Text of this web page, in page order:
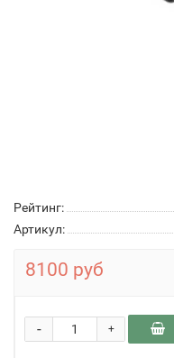
Рейтинг:
Артикул:
8100 руб
+
-